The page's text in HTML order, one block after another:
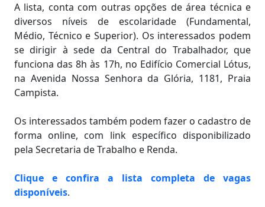
A lista, conta com outras opções de área técnica e
diversos níveis de escolaridade (Fundamental,
Médio, Técnico e Superior). Os interessados podem
se dirigir à sede da Central do Trabalhador, que
funciona das 8h às 17h, no Edifício Comercial Lótus,
na Avenida Nossa Senhora da Glória, 1181, Praia
Campista.
Os interessados também podem fazer o cadastro de
forma online, com link específico disponibilizado
pela Secretaria de Trabalho e Renda.
Clique e confira a lista completa de vagas
disponíveis.